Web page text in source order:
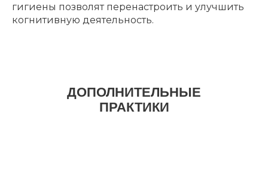
гигиены позволят перенастроить и улучшить
когнитивную деятельность.
ДОПОЛНИТЕЛЬНЫЕ
ПРАКТИКИ